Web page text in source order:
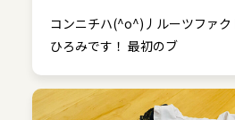
コンニチハ(^o^)丿ルーツファク
ひろみです！ 最初のブ